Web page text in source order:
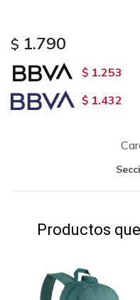
$ 1.790
$ 1.253
$ 1.432
Productos